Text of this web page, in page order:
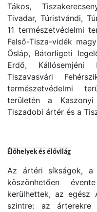
Tákos,
Tivadar, Túristvándi,
11 természetvédelmi
Felső-Tisza-vidék
Ősláp, Bátorligeti
Erdő,
Tiszavasvári
természetvédelmi
területén a
Tiszadobi ártér és a
Élőhelyek és élővilág
Az ártéri síkságok, a
köszönhetően
kerülhettek, az egész
szintre: az árterekre